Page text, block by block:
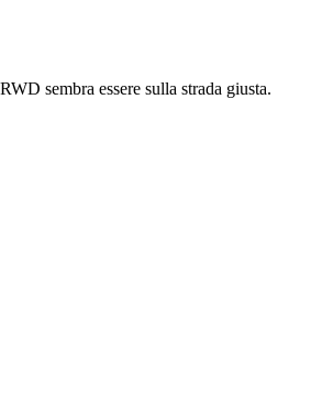
sembra essere sulla strada giusta.